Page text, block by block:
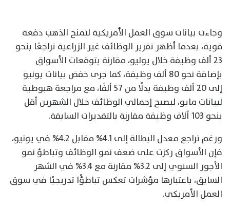
وجاءت بيانات سوق العمل الأمريكية لتمنح الذهب دفعة
قوية، بعدما أظهر تقرير الوظائف غير الزراعية تراجعًا بنحو
23 ألف وظيفة خلال يوليو، مقارنة بتوقعات الأسواق
بإضافة نحو 80 ألف وظيفة، كما جرى خفض بيانات يونيو
إلى 20 ألف وظيفة بدلًا من 57 ألفًا، مع مراجعة هبوطية
لبيانات مايو، ليصبح إجمالي الوظائف خلال الشهرين أقل
بنحو 103 آلاف وظيفة مقارنة بالتقديرات السابقة.
ورغم تراجع معدل البطالة إلى 4.1% مقابل 4.2% في يونيو،
فإن الأسواق ركزت على ضعف نمو الوظائف وتباطؤ نمو
الأجور السنوي إلى 3.2% مقارنة مع 3.4% في الشهر
السابق، باعتبارها مؤشرات تعكس تباطؤًا تدريجيًا في سوق
العمل الأمريكي.